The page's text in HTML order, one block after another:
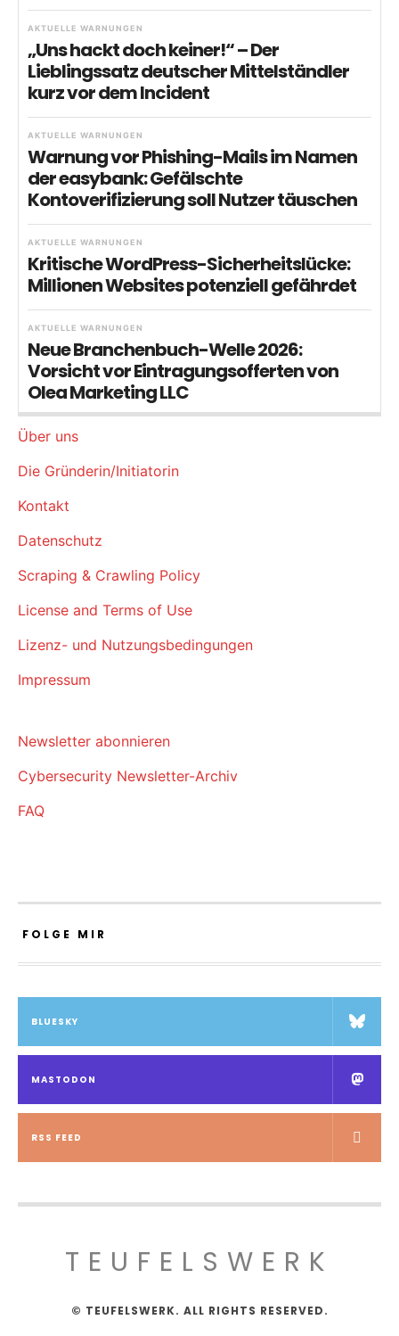
AKTUELLE WARNUNGEN
„Uns hackt doch keiner!“ – Der
Lieblingssatz deutscher Mittelständler
kurz vor dem Incident
AKTUELLE WARNUNGEN
Warnung vor Phishing-Mails im Namen
der easybank: Gefälschte
Kontoverifizierung soll Nutzer täuschen
AKTUELLE WARNUNGEN
Kritische WordPress-Sicherheitslücke:
Millionen Websites potenziell gefährdet
AKTUELLE WARNUNGEN
Neue Branchenbuch-Welle 2026:
Vorsicht vor Eintragungsofferten von
Olea Marketing LLC
Über uns
Die Gründerin/Initiatorin
Kontakt
Datenschutz
Scraping & Crawling Policy
License and Terms of Use
Lizenz- und Nutzungsbedingungen
Impressum
Newsletter abonnieren
Cybersecurity Newsletter-Archiv
FAQ
FOLGE MIR
BLUESKY
MASTODON
RSS FEED
TEUFELSWERK
© TEUFELSWERK. ALL RIGHTS RESERVED.